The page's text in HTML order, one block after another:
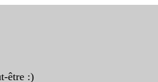
être :)